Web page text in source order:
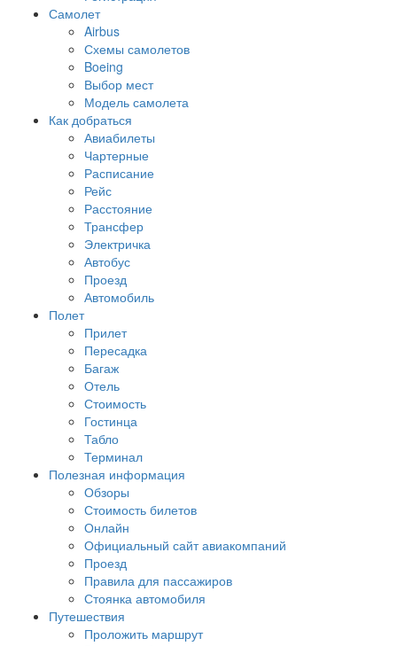
Самолет
Airbus
Схемы самолетов
Boeing
Выбор мест
Модель самолета
Как добраться
Авиабилеты
Чартерные
Расписание
Рейс
Расстояние
Трансфер
Электричка
Автобус
Проезд
Автомобиль
Полет
Прилет
Пересадка
Багаж
Отель
Стоимость
Гостинца
Табло
Терминал
Полезная информация
Обзоры
Стоимость билетов
Онлайн
Официальный сайт авиакомпаний
Проезд
Правила для пассажиров
Стоянка автомобиля
Путешествия
Проложить маршрут